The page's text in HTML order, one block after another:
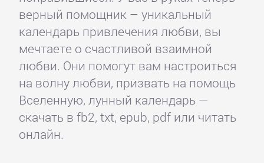
верный помощник – уникальный
календарь привлечения любви, вы
мечтаете о счастливой взаимной
любви. Они помогут вам настроиться
на волну любви, призвать на помощь
Вселенную, лунный календарь —
скачать в fb2, txt, epub, pdf или читать
онлайн.